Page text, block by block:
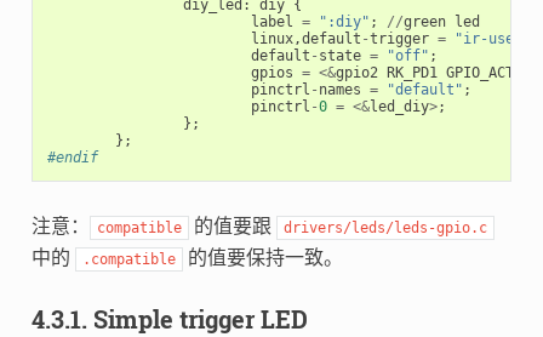
diy_led : diy {
label
= ":diy" ; //green led
linux,default -trigger =
"ir-user-
default - state = "off" ;
gpios = <&gpio2 RK_PD1
pinctrl - names = "default" ;
pinctrl -0 = <&led_diy>;
};
};
#endif
注意： compatible 的值要跟 drivers/leds/leds-gpio.c
中的 .compatible 的值要保持一致。
4.3.1. Simple trigger LED